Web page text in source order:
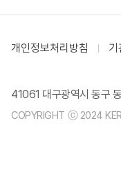
개인정보처리방침 기
41061 대구광역시 동구
COPYRIGHT ⓒ 2024